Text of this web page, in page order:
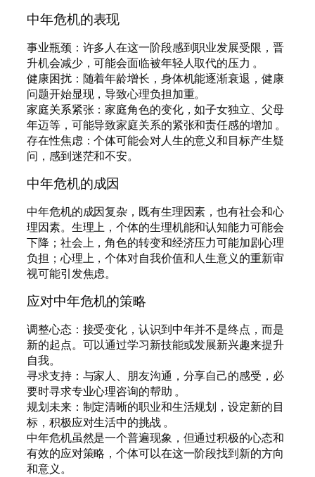
中年危机的表现
事业瓶颈：许多人在这一阶段感到职业发展受限，晋
升机会减少，可能会面临被年轻人取代的压力 。
健康困扰：随着年龄增长，身体机能逐渐衰退，健康
问题开始显现，导致心理负担加重。
家庭关系紧张：家庭角色的变化，如子女独立、父母
年迈等，可能导致家庭关系的紧张和责任感的增加 。
存在性焦虑：个体可能会对人生的意义和目标产生疑
问，感到迷茫和不安。
中年危机的成因
中年危机的成因复杂，既有生理因素，也有社会和心
理因素。生理上，个体的生理机能和认知能力可能会
下降；社会上，角色的转变和经济压力可能加剧心理
负担；心理上，个体对自我价值和人生意义的重新审
视可能引发焦虑。
应对中年危机的策略
调整心态：接受变化，认识到中年并不是终点，而是
新的起点。可以通过学习新技能或发展新兴趣来提升
自我。
寻求支持：与家人、朋友沟通，分享自己的感受，必
要时寻求专业心理咨询的帮助 。
规划未来：制定清晰的职业和生活规划，设定新的目
标，积极应对生活中的挑战 。
中年危机虽然是一个普遍现象，但通过积极的心态和
有效的应对策略，个体可以在这一阶段找到新的方向
和意义。